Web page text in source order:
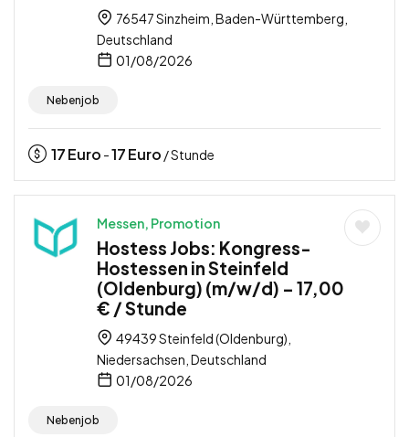
76547 Sinzheim, Baden-Württemberg,
Deutschland
01/08/2026
Nebenjob
17Euro -17Euro / Stunde
Messen, Promotion
Hostess Jobs: Kongress-
Hostessen in Steinfeld
(Oldenburg) (m/w/d) – 17,00
€ / Stunde
49439 Steinfeld (Oldenburg),
Niedersachsen, Deutschland
01/08/2026
Nebenjob